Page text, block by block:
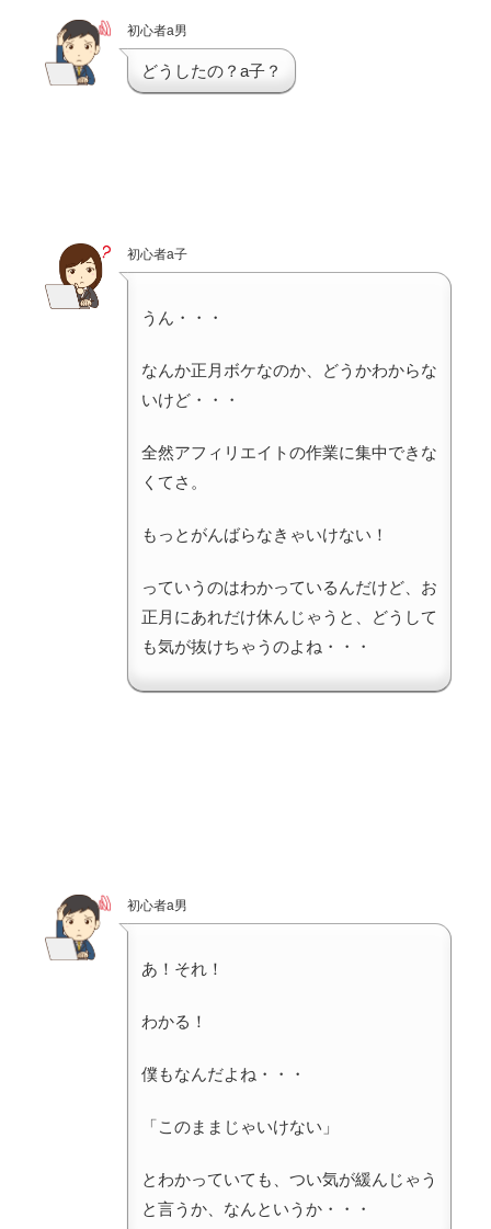
初心者a男
どうしたの？a子？
初心者a子
うん・・・
なんか正月ボケなのか、どうかわからな
いけど・・・
全然アフィリエイトの作業に集中できな
くてさ。
もっとがんばらなきゃいけない！
っていうのはわかっているんだけど、お
正月にあれだけ休んじゃうと、どうして
も気が抜けちゃうのよね・・・
初心者a男
あ！それ！
わかる！
僕もなんだよね・・・
「このままじゃいけない」
とわかっていても、つい気が緩んじゃう
と言うか、なんというか・・・